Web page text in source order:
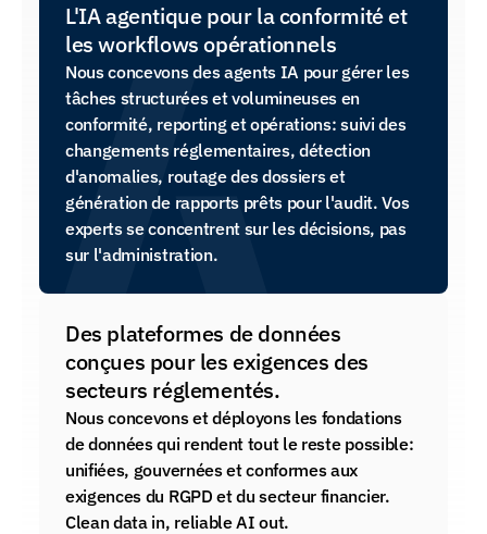
L'IA agentique pour la conformité et
les workflows opérationnels
Nous concevons des agents IA pour gérer les
tâches structurées et volumineuses en
conformité, reporting et opérations: suivi des
changements réglementaires, détection
d'anomalies, routage des dossiers et
génération de rapports prêts pour l'audit. Vos
experts se concentrent sur les décisions, pas
sur l'administration.
Des plateformes de données
conçues pour les exigences des
secteurs réglementés.
Nous concevons et déployons les fondations
de données qui rendent tout le reste possible:
unifiées, gouvernées et conformes aux
exigences du RGPD et du secteur financier.
Clean data in, reliable AI out.